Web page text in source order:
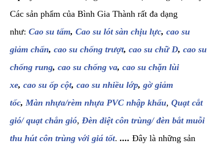
Các sản phẩm của Bình Gia Thành rất đa dạng
như: Cao su tấm, Cao su lót sàn chịu lực, cao su
giảm chấn, cao su chống trượt, cao su chữ D, cao su
chống rung, cao su chống va, cao su chặn lùi
xe, cao su ốp cột, cao su nhiều lớp, gờ giảm
tốc, Màn nhựa/rèm nhựa PVC nhập khẩu, Quạt cắt
gió/ quạt chắn gió, Đèn diệt côn trùng/ đèn bắt muỗi
thu hút côn trùng với giá tốt. .... Đây là những sản